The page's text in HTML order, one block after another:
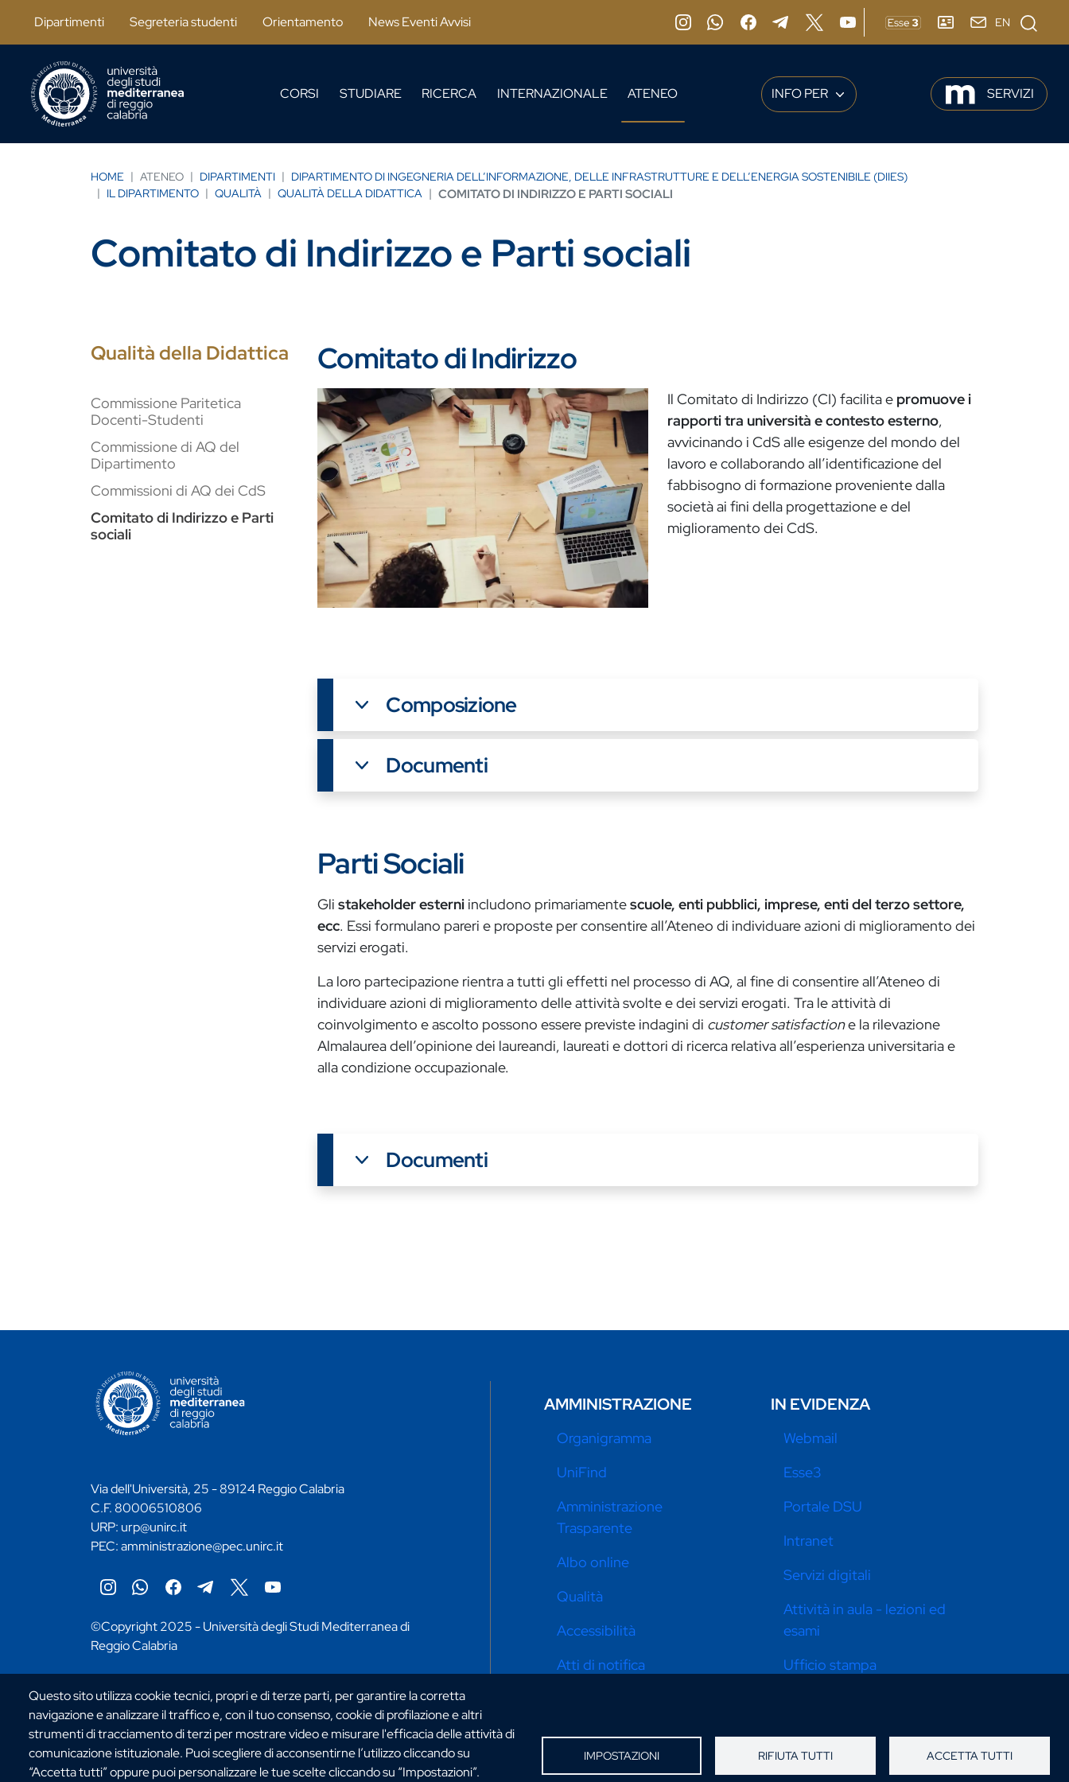
Dipartimenti Segreteria studenti Orientamento News Eventi Avvisi
InstagramWhatsappFacebookTelegram
X YouTubeESSE3 RUBRICA
webmail
EN Cerca
CORSI STUDIARE RICERCA INTERNAZIONALE ATENEO INFO PER SERVIZI
HOME ATENEO DIPARTIMENTI
DIPARTIMENTO DI INGEGNERIA DELL’INFORMAZIONE, DELLE INFRASTRUTTURE E DELL’ENERGIA SOSTENIBILE (DIIES)
IL DIPARTIMENTO
QUALITÀ QUALITÀ DELLA DIDATTICA COMITATO DI INDIRIZZO E PARTI SOCIALI
Comitato di Indirizzo e Parti sociali
Qualità della Didattica
Commissione Paritetica
Docenti-Studenti
Commissione di AQ del
Dipartimento
Commissioni di AQ dei CdS
Comitato di Indirizzo e Parti
sociali
Comitato di Indirizzo
Immagine Il Comitato di Indirizzo (CI) facilita e promuove i
rapporti tra università e contesto esterno,
avvicinando i CdS alle esigenze del mondo del
lavoro e collaborando all’identificazione del
fabbisogno di formazione proveniente dalla
società ai fini della progettazione e del
miglioramento dei CdS.
Composizione
Documenti
Parti Sociali
Gli stakeholder esterni includono primariamentescuole, enti pubblici, imprese, enti del terzo settore,
ecc. Essi formulano pareri e proposte per consentire all’Ateneo di individuare azioni di miglioramento dei
servizi erogati.
La loro partecipazione rientra a tutti gli effetti nel processo di AQ, al fine di consentire all’Ateneo di
individuare azioni di miglioramento delle attività svolte e dei servizi erogati. Tra le attività di
coinvolgimento e ascolto possono essere previste indagini di customer satisfactione la rilevazione
Almalaurea dell’opinione dei laureandi, laureati e dottori di ricerca relativa all’esperienza universitaria e
alla condizione occupazionale.
Documenti
Questo sito utilizza cookie tecnici, propri e di terze parti, per garantire la corretta
navigazione e analizzare il traffico e, con il tuo consenso, cookie di profilazione e altri
strumenti di tracciamento di terzi per mostrare video e misurare l'efficacia delle attività di
comunicazione istituzionale. Puoi scegliere di acconsentirne l’utilizzo cliccando su
“Accetta tutti” oppure puoi personalizzare le tue scelte cliccando su “Impostazioni”.
IMPOSTAZIONI RIFIUTA TUTTI ACCETTA TUTTI
CONTATTI ATENEO
Via dell'Università, 25 - 89124 Reggio Calabria
C.F. 80006510806
URP: urp@unirc.it
PEC:amministrazione@pec.unirc.it
©Copyright 2025 - Università degli Studi Mediterranea di
Reggio Calabria
AMMINISTRAZIONE
Organigramma
UniFind
Amministrazione
Trasparente
Albo online
Qualità
Accessibilità
Atti di notifica
Impostazioni cookie
IN EVIDENZA
Webmail
Esse3
Portale DSU
Intranet
Servizi digitali
Attività in aula - lezioni ed
esami
Ufficio stampa
Dona ora